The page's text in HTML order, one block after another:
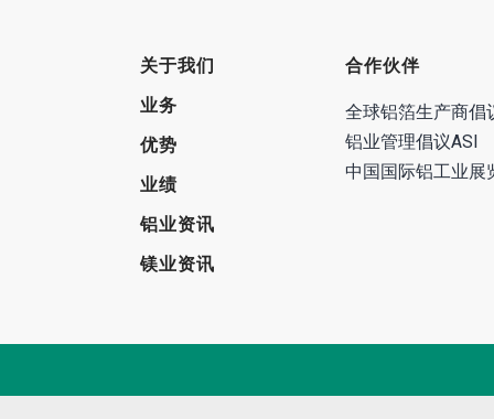
关于我们
业务
优势
业绩
铝业资讯
镁业资讯
合作伙伴
全球铝箔生产商倡
铝业管理倡议ASI
中国国际铝工业展